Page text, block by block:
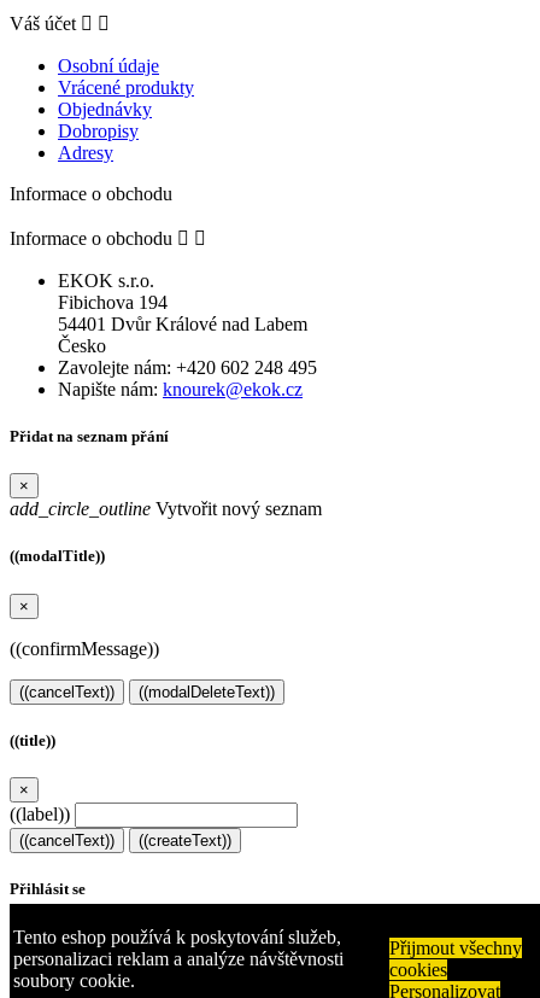
Tento eshop používá k poskytování služeb,
personalizaci reklam a analýze návštěvnosti
soubory cookie.
Přijmout všechny
cookies
Personalizovat
Váš účet  
Osobní údaje
Vrácené produkty
Objednávky
Dobropisy
Adresy
Informace o obchodu
Informace o obchodu  
EKOK s.r.o.
Fibichova 194
54401 Dvůr Králové nad Labem
Česko
Zavolejte nám: +420 602 248 495
Napište nám: knourek@ekok.cz
Přidat na seznam přání
×
add_circle_outline Vytvořit nový seznam
((modalTitle))
×
((confirmMessage))
((cancelText)) ((modalDeleteText))
((title))
×
((label))
((cancelText)) ((createText))
Přihlásit se
×
Musíte být přihlášen, abyste si mohli výrobky uložit do svého